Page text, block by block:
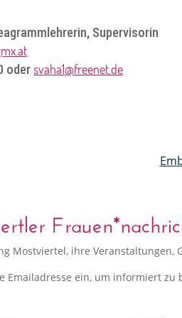
Supervisorin
odersvaha1@freenet.de
Mostviertel, ihre
Emailadresse ein, um informiert zu